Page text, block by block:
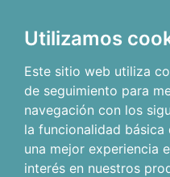
Utilizamos
Este sitio web utiliza
de seguimiento para
navegación con los
la funcionalidad básica
una mejor experiencia
interés en nuestros